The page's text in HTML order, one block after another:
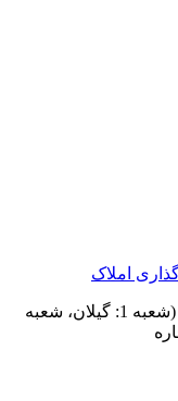
کاسپی لند برند معتبر سرمایه گذاری املاک (شعبه 1: گیلان، شعبه